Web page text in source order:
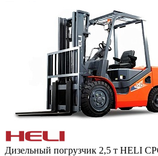
Дизельный погрузчик 2,5 т HELI